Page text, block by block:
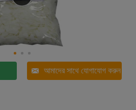
আমাদের সাথে যোগাযোগ করুন